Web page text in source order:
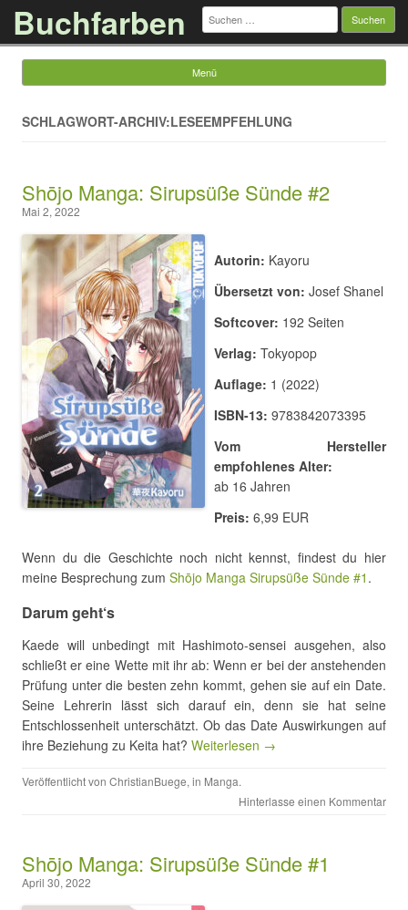
Buchfarben Suchen
nach:
Menü
SCHLAGWORT-ARCHIV:LESEEMPFEHLUNG
Shōjo Manga: Sirupsüße Sünde #2
Mai 2, 2022
Autorin: Kayoru
Übersetzt von: Josef Shanel
Softcover: 192 Seiten
Verlag: Tokyopop
Auflage: 1 (2022)
ISBN-13: 9783842073395
Vom Hersteller
empfohlenes Alter:
ab 16 Jahren
Preis: 6,99 EUR
Wenn du die Geschichte noch nicht kennst, findest du hier
meine Besprechung zum Shōjo Manga Sirupsüße Sünde #1 .
Darum geht‘s
Kaede will unbedingt mit Hashimoto-sensei ausgehen, also
schließt er eine Wette mit ihr ab: Wenn er bei der anstehenden
Prüfung unter die besten zehn kommt, gehen sie auf ein Date.
Seine Lehrerin lässt sich darauf ein, denn sie hat seine
Entschlossenheit unterschätzt. Ob das Date Auswirkungen auf
ihre Beziehung zu Keita hat? Weiterlesen →
Veröffentlicht von ChristianBuege, in Manga.
Hinterlasse einen Kommentar
Shōjo Manga: Sirupsüße Sünde #1
April 30, 2022